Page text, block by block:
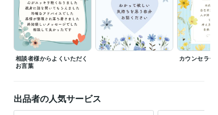
お一人様ずつ真剣に向き合って丁寧に
長文でやり取りをさせていただいています
ので、お受けできる枠に限りがあります
１度に対応できる人数を超えました場合は
一時的にサービス受付を停止します
押してお待ちいただけると嬉しいです
経験職種
相談者様からよくいただく
お言葉
カウンセラー
出品者の人気サービス